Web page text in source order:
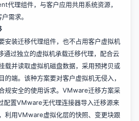
代理组件，与客户应用共用系统资源，
需求。
安装迁移代理组件，也不占用客户虚拟机
过独立的虚拟机承载迁移代理，配合云
载并读取虚拟机磁盘数据，采用预拷贝或
的端。该种方案要对客户虚拟机无侵入，
规安全的使用诉求。VMware迁移方案采
配置VMware无代理连接器导入迁移源来
利用VMware虚拟化层的快照、变更块跟